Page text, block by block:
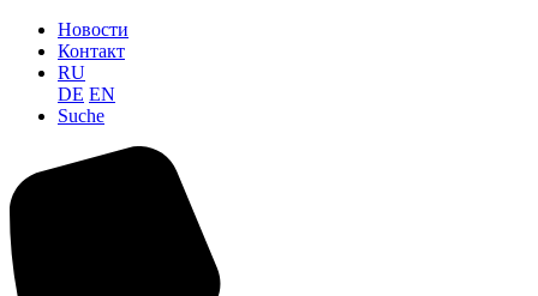
Новости
Контакт
RU
DE EN
Suche